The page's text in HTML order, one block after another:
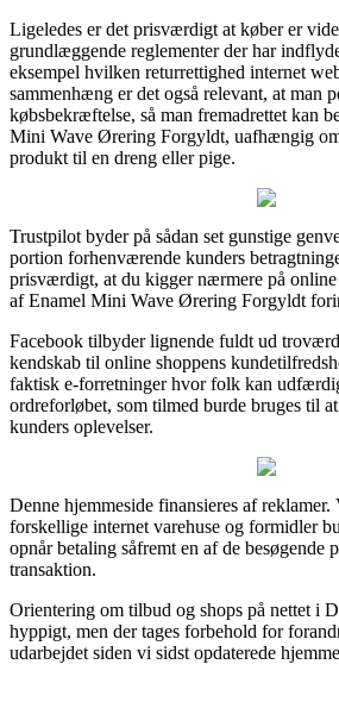
Ligeledes er det prisværdigt at køber er
grundlæggende reglementer der har
eksempel hvilken returrettighed internet
sammenhæng er det også relevant, at man
købsbekræftelse, så man fremadrettet kan
Mini Wave Ørering Forgyldt, uafhængig
produkt til en dreng eller pige.
Trustpilot byder på sådan set gunstige
portion forhenværende kunders
prisværdigt, at du kigger nærmere på online
af Enamel Mini Wave Ørering Forgyldt
Facebook tilbyder lignende fuldt ud
kendskab til online shoppens
faktisk e-forretninger hvor folk kan
ordreforløbet, som tilmed burde bruges til
kunders oplevelser.
Denne hjemmeside finansieres af reklamer.
forskellige internet varehuse og formidler
opnår betaling såfremt en af de besøgende
transaktion.
Orientering om tilbud og shops på nettet i
hyppigt, men der tages forbehold for
udarbejdet siden vi sidst opdaterede